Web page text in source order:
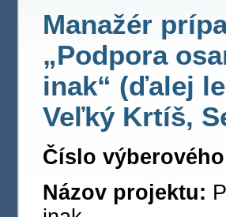
Manažér
„Podpora
inak“ (ďalej
Veľký Krtíš,
Číslo
Názov projektu: